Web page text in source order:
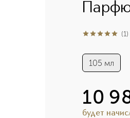
5из 51 (1)
105 мл
10
будет